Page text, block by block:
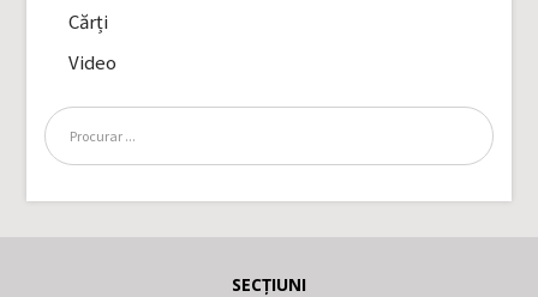
Cărți
Video
SECȚIUNI